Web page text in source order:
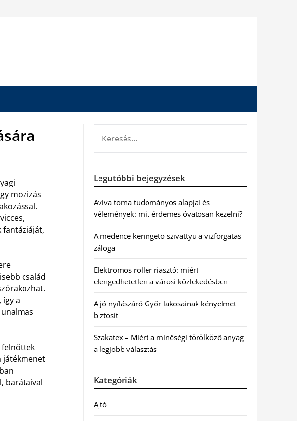
mozizás
fantáziáját,
család
így a
felnőttek
játékmenet
barátaival
Legutóbbi bejegyzések
Aviva torna tudományos alapjai és
vélemények: mit érdemes óvatosan kezelni?
A medence keringető szivattyú a vízforgatás
záloga
Elektromos roller riasztó: miért
elengedhetetlen a városi közlekedésben
A jó nyílászáró Győr lakosainak kényelmet
biztosít
Szakatex – Miért a minőségi törölköző anyag
a legjobb választás
Kategóriák
Ajtó